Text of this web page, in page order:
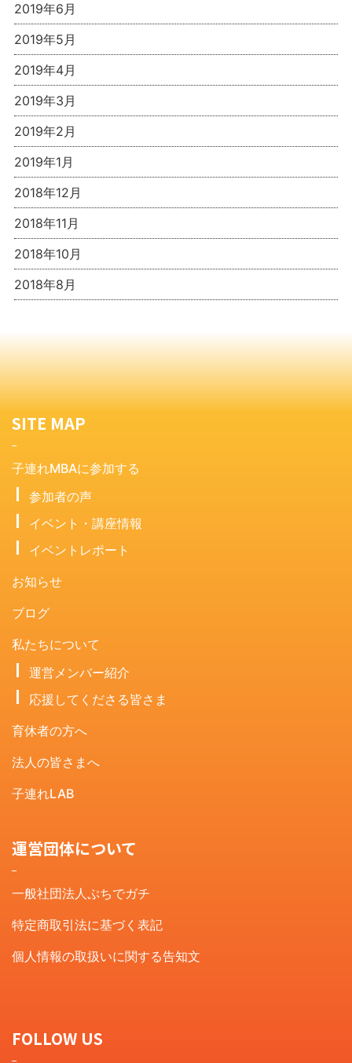
2019年6月
2019年5月
2019年4月
2019年3月
2019年2月
2019年1月
2018年12月
2018年11月
2018年10月
2018年8月
SITE MAP
子連れMBAに参加する
参加者の声
イベント・講座情報
イベントレポート
お知らせ
ブログ
私たちについて
運営メンバー紹介
応援してくださる皆さま
育休者の方へ
法人の皆さまへ
子連れLAB
運営団体について
一般社団法人ぷちでガチ
特定商取引法に基づく表記
個人情報の取扱いに関する告知文
FOLLOW US